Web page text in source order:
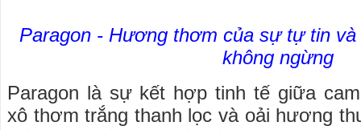
Paragon - Hương thơm của sự tự tin
không ngừng
Paragon là sự kết hợp tinh tế giữa
xô thơm trắng thanh lọc và oải hương